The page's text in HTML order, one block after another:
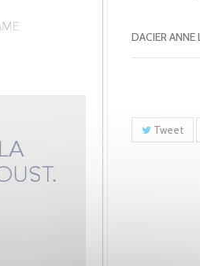
DACIER ANNE
Tweet